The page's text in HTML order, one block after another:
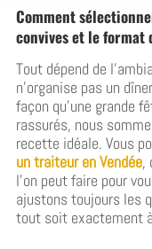
Comment
convives et le format
Tout dépend de
n’organise pas un
façon qu’une grande
rassurés, nous
recette idéale. Vous
un traiteur en Vendée,
l’on peut faire pour
ajustons toujours les
tout soit exactement